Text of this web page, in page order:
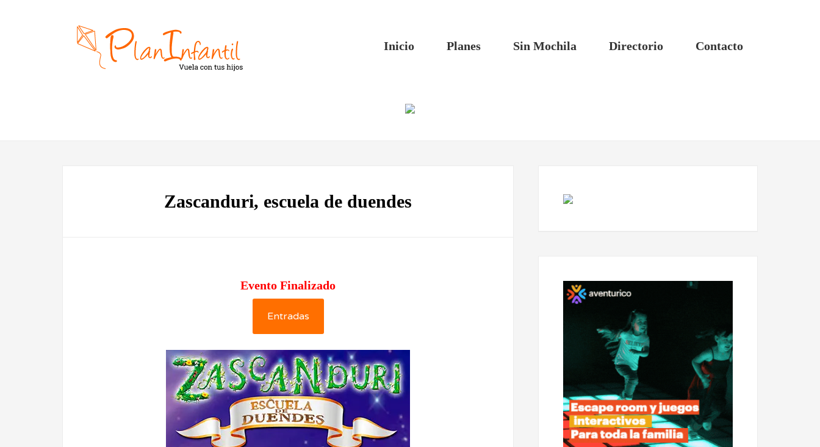
Inicio Planes Sin Mochila Directorio Contacto
Zascanduri, escuela de duendes
Evento Finalizado
Entradas